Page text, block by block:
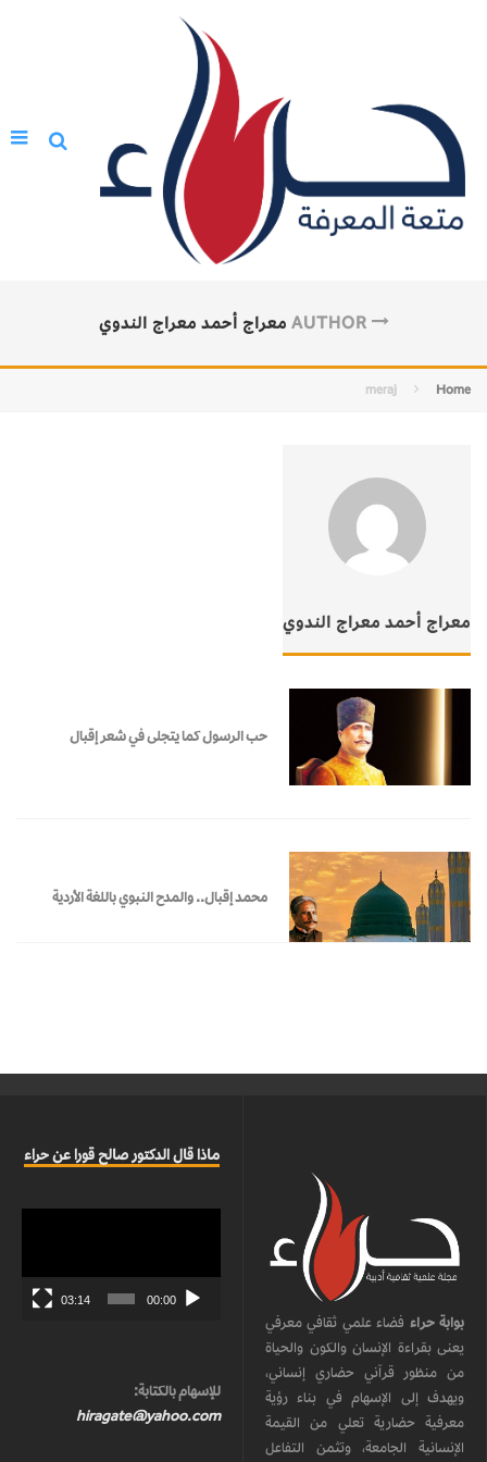
AUTHOR معراج أحمد معراج الندوي
Home
meraj
معراج أحمد معراج الندوي
حب الرسول كما يتجلى في شعر إقبال
محمد إقبال.. والمدح النبوي باللغة الأردية
بوابة حراء فضاء علمي ثقافي معرفي
يعنى بقراءة الإنسان والكون والحياة
من منظور قرآني حضاري إنساني،
ويهدف إلى الإسهام في بناء رؤية
معرفية حضارية تعلي من القيمة
الإنسانية الجامعة، وتثمن التفاعل
ماذا قال الدكتور صالح قورا عن حراء
00:00
03:14
للإسهام بالكتابة:
hiragate@yahoo.com